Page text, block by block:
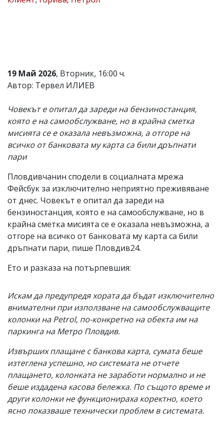
и
редакцията
не
отговорност
за
тях!
Ако
откриете
обиден
за
коментар,
моля
сигнализирайте
ни!
19 Май 2026, Вторник, 16:00 ч.
Автор: Тервел ИЛИЕВ
Човекът е опитал да зареди на бензиностанция,
която е на самообслужване, но в крайна сметка
мисията се е оказала невъзможна, а отгоре на
всичко от банковата му карта са били дръпнати
пари
Пловдивчанин сподели в социалната мрежа
Фейсбук за изключително неприятно преживяване
от днес. Човекът е опитал да зареди на
бензиностанция, която е на самообслужване, но в
крайна сметка мисията се е оказала невъзможна, а
отгоре на всичко от банковата му карта са били
дръпнати пари, пише Пловдив24.
Ето и разказа на потърпевшия:
Искам да предупредя хората да бъдат изключително
внимателни при използване на самообслужващите
колонки на Petrol, по-конкретно на обекта им на
паркинга на Метро Пловдив.
Извърших плащане с банкова карта, сумата беше
изтеглена успешно, но системата не отчете
плащането, колонката не заработи нормално и не
беше издадена касова бележка. По същото време и
други колонки не функционираха коректно, което
ясно показваше технически проблем в системата.